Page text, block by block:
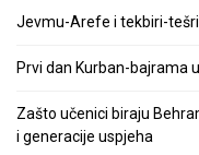
Jevmu-Arefe i tekbiri-
Prvi dan Kurban-bajrama
Zašto učenici biraju
i generacije uspjeha